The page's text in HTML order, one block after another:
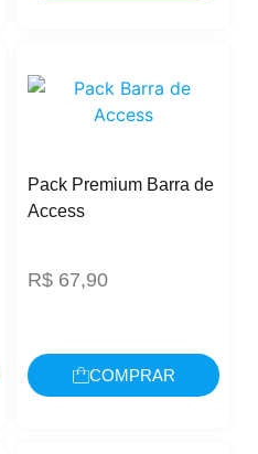
Pack Premium Barra de
Access
R$ 67,90
COMPRAR